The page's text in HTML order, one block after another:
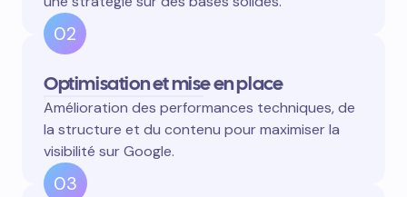
02
Optimisation et mise en place
Amélioration des performances techniques, de
la structure et du contenu pour maximiser la
visibilité sur Google.
03